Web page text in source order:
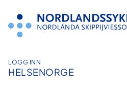
innhold
LOGG INN
HELSENORGE